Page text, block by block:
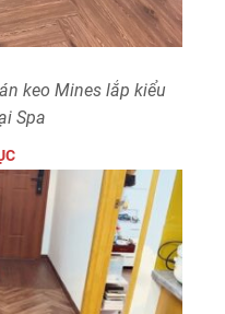
keo Mines lắp kiểu
Spa